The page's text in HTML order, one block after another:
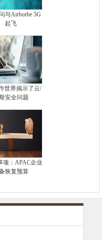
与Airborbe 5G
起飞
世界揭示了云/
安全问题
项：APAC企业
恢复预算